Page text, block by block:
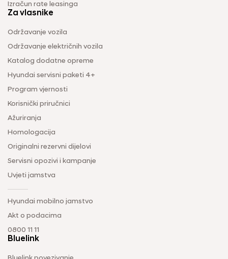
Izračun rate leasinga
Za vlasnike
Održavanje vozila
Održavanje električnih vozila
Katalog dodatne opreme
Hyundai servisni paketi 4+
Program vjernosti
Korisnički priručnici
Ažuriranja
Homologacija
Originalni rezervni dijelovi
Servisni opozivi i kampanje
Uvjeti jamstva
Hyundai mobilno jamstvo
Akt o podacima
0800 11 11
Bluelink